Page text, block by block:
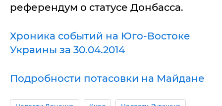
референдум о статусе Донбасса.
Хроника событий на Юго-Востоке
Украины за 30.04.2014
Подробности потасовки на Майдане